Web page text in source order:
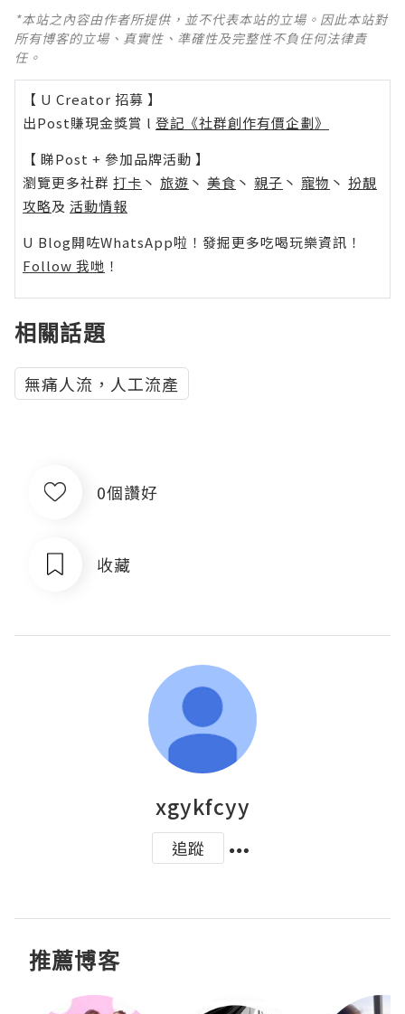
*本站之內容由作者所提供，並不代表本站的立場。因此本站對
所有博客的立場、真實性、準確性及完整性不負任何法律責
任。
【 U Creator 招募 】
出Post賺現金獎賞 l 登記《社群創作有價企劃》
【 睇Post + 參加品牌活動 】
瀏覽更多社群 打卡 丶 旅遊 丶 美食 丶 親子 丶 寵物 丶 扮靚
攻略及 活動情報
U Blog開咗WhatsApp啦！發掘更多吃喝玩樂資訊！
Follow 我哋 ！
相關話題
無痛人流，人工流產
0個讚好
收藏
xgykfcyy
追蹤
推薦博客